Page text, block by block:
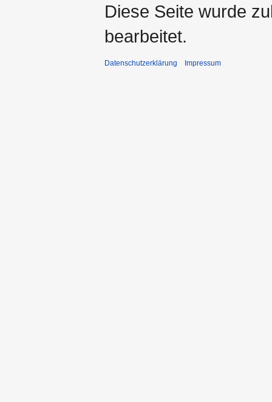
Diese Seite wurde
bearbeitet.
Datenschutzerklärung Impressum